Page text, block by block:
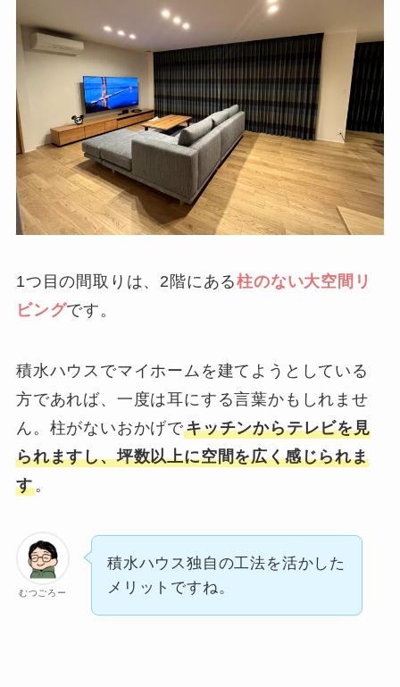
1つ目の間取りは、2階にある柱のない大空間リ
ビングです。
積水ハウスでマイホームを建てようとしている
方であれば、一度は耳にする言葉かもしれませ
ん。柱がないおかげでキッチンからテレビを見
られますし、坪数以上に空間を広く感じられま
す。
むつごろー
積水ハウス独自の工法を活かした
メリットですね。